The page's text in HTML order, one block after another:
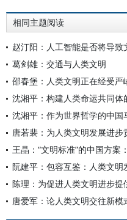
相同主题阅读
赵汀阳：人工智能是否将导
葛剑雄：交通与人类文明
邵春堡：人类文明正在经受严
沈湘平：构建人类命运共同
沈湘平：作为世界哲学的中
唐若裴：为人类文明发展进步
王晶：“文明标准”的中国方案
阮建平：包容互鉴：人类文明
陈理：为促进人类文明进步提
唐爱军：论人类文明交往新模